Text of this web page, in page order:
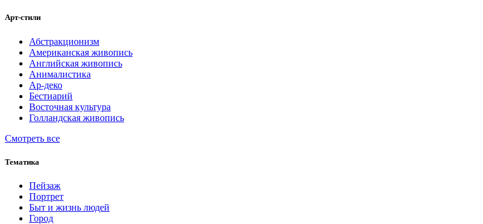
Арт-стили
Абстракционизм
Американская живопись
Английская живопись
Анималистика
Ар-деко
Бестиарий
Восточная культура
Голландская живопись
Смотреть все
Тематика
Пейзаж
Портрет
Быт и жизнь людей
Город